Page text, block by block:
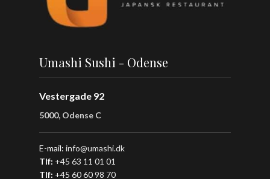
Umashi Sushi - Odense
Vestergade 92
5000, Odense C
E-mail: info@umashi.dk
Tlf: +45 63 11 01 01
Tlf: +45 60 60 98 70